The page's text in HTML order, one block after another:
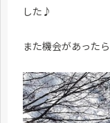
した♪
また機会があった